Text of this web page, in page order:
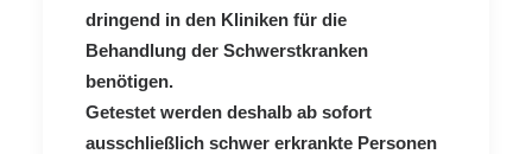
dringend in den Kliniken für die
Behandlung der Schwerstkranken
benötigen.
Getestet werden deshalb ab sofort
ausschließlich schwer erkrankte Personen